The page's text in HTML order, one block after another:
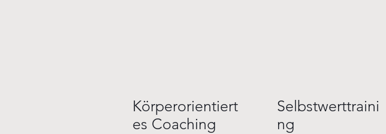
Körperorientiert
es Coaching
Selbstwerttraini
ng